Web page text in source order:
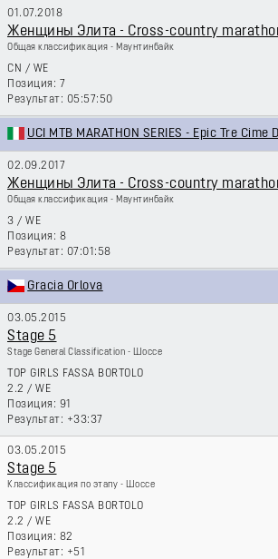
01.07.2018
Женщины Элита - Cross-country
Общая классификация - Маунтинбайк
CN / WE
7
05:57:50
UCI MTB MARATHON SERIES - Epic Tre Cime
02.09.2017
Женщины Элита - Cross-country
Общая классификация - Маунтинбайк
3 / WE
8
07:01:58
Gracia Orlova
03.05.2015
Stage 5
Stage General Classification - Шоссе
TOP GIRLS FASSA BORTOLO
2.2 / WE
91
+33:37
03.05.2015
Stage 5
Классификация по этапу - Шоссе
TOP GIRLS FASSA BORTOLO
2.2 / WE
82
+51